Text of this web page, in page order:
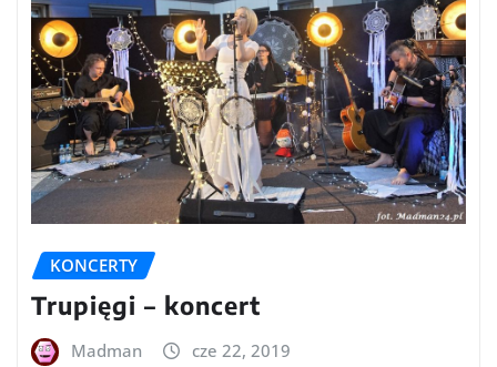
KONCERTY
Trupięgi – koncert
Madman cze 22, 2019